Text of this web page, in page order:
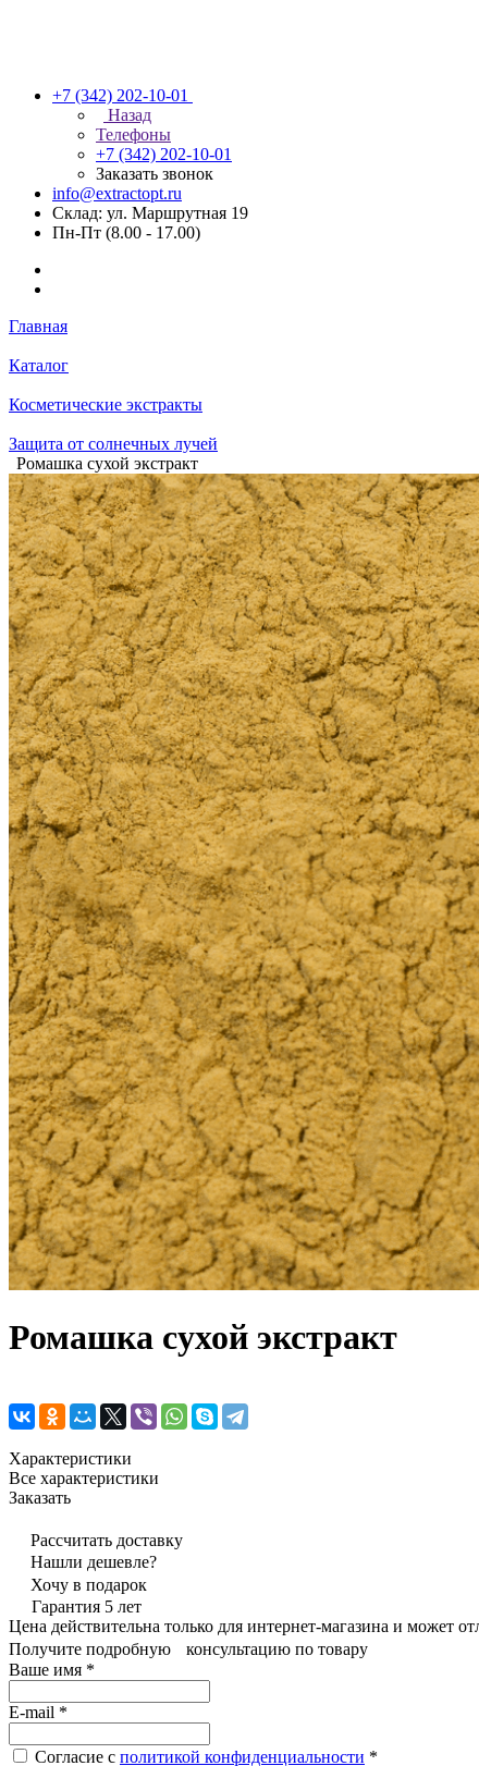
+7 (342) 202-10-01
Назад
Телефоны
+7 (342) 202-10-01
Заказать звонок
info@extractopt.ru
Склад: ул. Маршрутная 19
Пн-Пт (8.00 - 17.00)
Главная
Каталог
Косметические экстракты
Защита от солнечных лучей
Ромашка сухой экстракт
Ромашка сухой экстракт
Характеристики
Все характеристики
Заказать
Рассчитать доставку
Нашли дешевле?
Хочу в подарок
Гарантия 5 лет
Цена действительна только для интернет-магазина и может
Получите подробную консультацию по товару
Ваше имя *
E-mail *
Согласие с политикой конфиденциальности *